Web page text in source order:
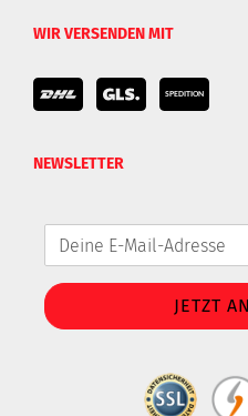
WIR VERSENDEN MIT
NEWSLETTER